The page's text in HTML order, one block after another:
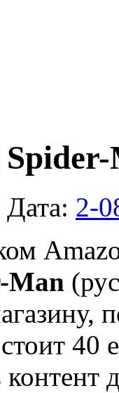
2-
Man
40
контент